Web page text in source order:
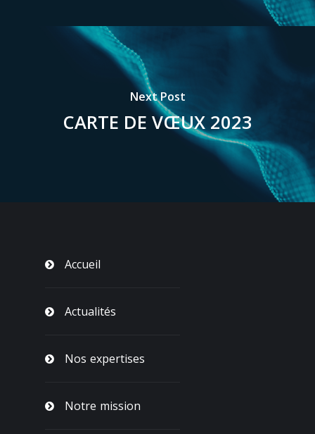
Next Post
CARTE DE VŒUX 2023
Accueil
Actualités
Nos expertises
Notre mission